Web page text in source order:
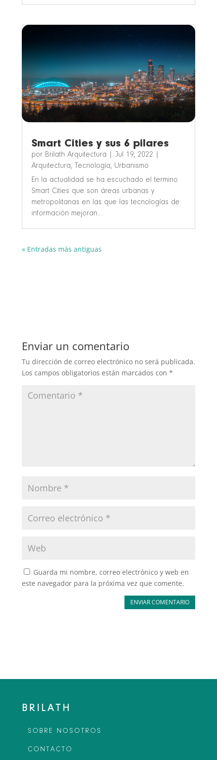
Smart Cities y sus 6 pilares
por Brilath Arquitectura Jul 19, 2022
Arquitectura, Tecnología, Urbanismo
En la actualidad se ha escuchado el termino
Smart Cities que son áreas urbanas y
metropolitanas en las que las tecnologías de
información mejoran...
« Entradas más antiguas
Enviar un comentario
Tu dirección de correo electrónico no será publicada.
Los campos obligatorios están marcados con *
Guarda mi nombre, correo electrónico y web en
este navegador para la próxima vez que comente.
ENVIAR COMENTARIO
BRILATH
SOBRE NOSOTROS
CONTACTO